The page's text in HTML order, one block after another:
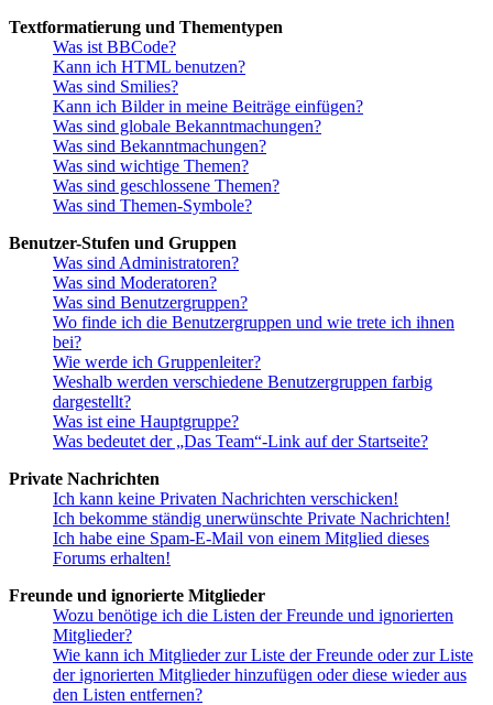
Textformatierung und Thementypen
Was ist BBCode?
Kann ich HTML benutzen?
Was sind Smilies?
Kann ich Bilder in meine Beiträge einfügen?
Was sind globale Bekanntmachungen?
Was sind Bekanntmachungen?
Was sind wichtige Themen?
Was sind geschlossene Themen?
Was sind Themen-Symbole?
Benutzer-Stufen und Gruppen
Was sind Administratoren?
Was sind Moderatoren?
Was sind Benutzergruppen?
Wo finde ich die Benutzergruppen und wie trete ich ihnen
bei?
Wie werde ich Gruppenleiter?
Weshalb werden verschiedene Benutzergruppen farbig
dargestellt?
Was ist eine Hauptgruppe?
Was bedeutet der „Das Team“-Link auf der Startseite?
Private Nachrichten
Ich kann keine Privaten Nachrichten verschicken!
Ich bekomme ständig unerwünschte Private Nachrichten!
Ich habe eine Spam-E-Mail von einem Mitglied dieses
Forums erhalten!
Freunde und ignorierte Mitglieder
Wozu benötige ich die Listen der Freunde und ignorierten
Mitglieder?
Wie kann ich Mitglieder zur Liste der Freunde oder zur Liste
der ignorierten Mitglieder hinzufügen oder diese wieder aus
den Listen entfernen?